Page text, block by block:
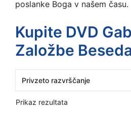
poslanke Boga v našem času.
Kupite DVD
Založbe
Prikaz rezultata